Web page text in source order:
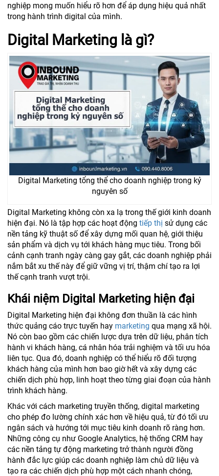
nghiệp mong muốn hiểu rõ hơn để áp dụng hiệu quả nhất
trong hành trình digital của mình.
Digital Marketing là gì?
Digital Marketing tổng thể cho doanh nghiệp trong kỷ
nguyên số
Digital Marketing không còn xa lạ trong thế giới kinh doanh
hiện đại. Nó là tập hợp các hoạt động tiếp thị sử dụng các
nền tảng kỹ thuật số để xây dựng mối quan hệ, giới thiệu
sản phẩm và dịch vụ tới khách hàng mục tiêu. Trong bối
cảnh cạnh tranh ngày càng gay gắt, các doanh nghiệp phải
nắm bắt xu thế này để giữ vững vị trí, thậm chí tạo ra lợi
thế cạnh tranh vượt trội.
Khái niệm Digital Marketing hiện đại
Digital Marketing hiện đại không đơn thuần là các hình
thức quảng cáo trực tuyến hay marketing qua mạng xã hội.
Nó còn bao gồm các chiến lược dựa trên dữ liệu, phân tích
hành vi khách hàng, cá nhân hóa trải nghiệm và tối ưu hóa
liên tục. Qua đó, doanh nghiệp có thể hiểu rõ đối tượng
khách hàng của mình hơn bao giờ hết và xây dựng các
chiến dịch phù hợp, linh hoạt theo từng giai đoạn của hành
trình khách hàng.
Khác với cách marketing truyền thống, digital marketing
cho phép đo lường chính xác hơn về hiệu quả, từ đó tối ưu
ngân sách và hướng tới mục tiêu kinh doanh rõ ràng hơn.
Những công cụ như Google Analytics, hệ thống CRM hay
các nền tảng tự động marketing trở thành người đồng
hành đắc lực giúp các doanh nghiệp làm chủ dữ liệu và
tạo ra các chiến dịch phù hợp một cách nhanh chóng,